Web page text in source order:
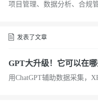
项目管理、数据分析、合规
发表了文章
GPT大升级！它可以在
用ChatGPT辅助数据采集，